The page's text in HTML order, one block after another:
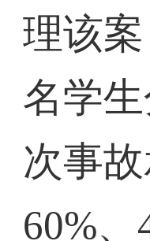
理该
名学
次事
60%、